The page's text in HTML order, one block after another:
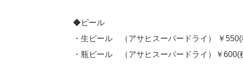
◆ビール
・生ビール （アサヒスーパードライ） ￥
・瓶ビール （アサヒスーパードライ）￥600(